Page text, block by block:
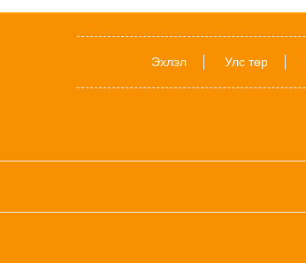
Эхлэл Улс төр